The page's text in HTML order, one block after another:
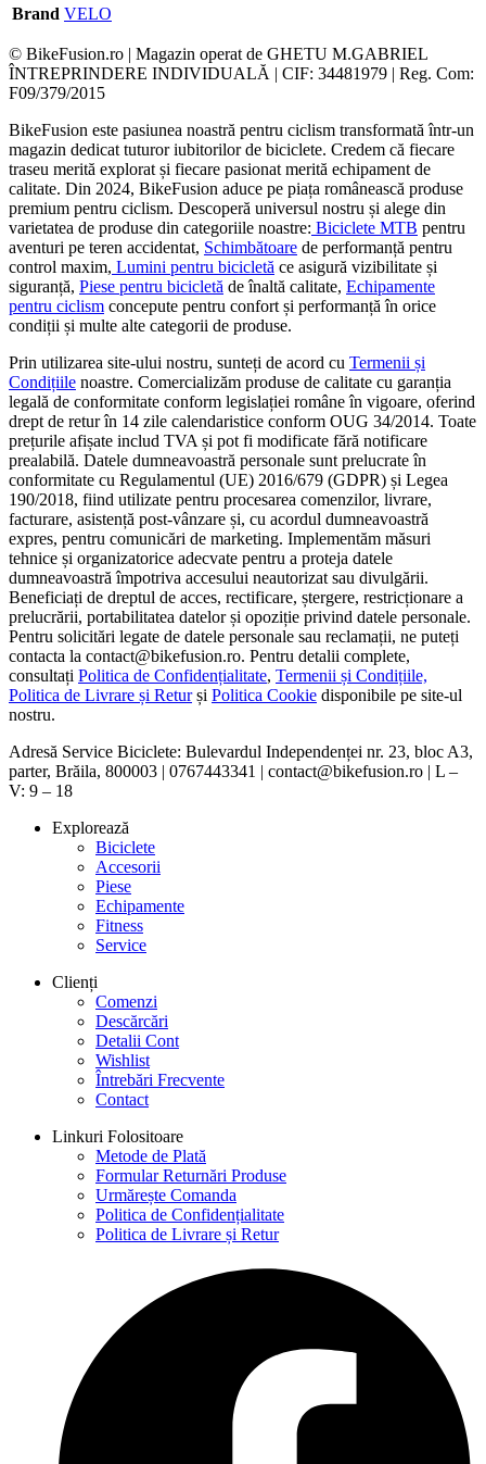
Brand VELO
© BikeFusion.ro | Magazin operat de GHETU M.GABRIEL
ÎNTREPRINDERE INDIVIDUALĂ | CIF: 34481979 | Reg. Com:
F09/379/2015
BikeFusion este pasiunea noastră pentru ciclism transformată într-un
magazin dedicat tuturor iubitorilor de biciclete. Credem că fiecare
traseu merită explorat și fiecare pasionat merită echipament de
calitate. Din 2024, BikeFusion aduce pe piața românească produse
premium pentru ciclism. Descoperă universul nostru și alege din
varietatea de produse din categoriile noastre: Biciclete MTB pentru
aventuri pe teren accidentat, Schimbătoare de performanță pentru
control maxim, Lumini pentru bicicletă ce asigură vizibilitate și
siguranță, Piese pentru bicicletă de înaltă calitate, Echipamente
pentru ciclism concepute pentru confort și performanță în orice
condiții și multe alte categorii de produse.
Prin utilizarea site-ului nostru, sunteți de acord cu Termenii și
Condițiile noastre. Comercializăm produse de calitate cu garanția
legală de conformitate conform legislației române în vigoare, oferind
drept de retur în 14 zile calendaristice conform OUG 34/2014. Toate
prețurile afișate includ TVA și pot fi modificate fără notificare
prealabilă. Datele dumneavoastră personale sunt prelucrate în
conformitate cu Regulamentul (UE) 2016/679 (GDPR) și Legea
190/2018, fiind utilizate pentru procesarea comenzilor, livrare,
facturare, asistență post-vânzare și, cu acordul dumneavoastră
expres, pentru comunicări de marketing. Implementăm măsuri
tehnice și organizatorice adecvate pentru a proteja datele
dumneavoastră împotriva accesului neautorizat sau divulgării.
Beneficiați de dreptul de acces, rectificare, ștergere, restricționare a
prelucrării, portabilitatea datelor și opoziție privind datele personale.
Pentru solicitări legate de datele personale sau reclamații, ne puteți
contacta la contact@bikefusion.ro. Pentru detalii complete,
consultați Politica de Confidențialitate, Termenii și Condițiile,
Politica de Livrare și Returși Politica Cookie disponibile pe site-ul
nostru.
Adresă Service Biciclete: Bulevardul Independenței nr. 23, bloc A3,
parter, Brăila, 800003 | 0767443341 | contact@bikefusion.ro | L –
V: 9 – 18
Explorează
Biciclete
Accesorii
Piese
Echipamente
Fitness
Service
Clienți
Comenzi
Descărcări
Detalii Cont
Wishlist
Întrebări Frecvente
Contact
Linkuri Folositoare
Metode de Plată
Formular Returnări Produse
Urmărește Comanda
Politica de Confidențialitate
Politica de Livrare și Retur